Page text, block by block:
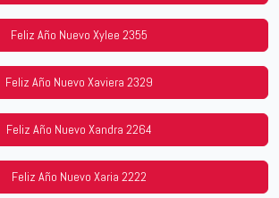
Feliz Año Nuevo Xylee 2355
Feliz Año Nuevo Xaviera 2329
Feliz Año Nuevo Xandra 2264
Feliz Año Nuevo Xaria 2222